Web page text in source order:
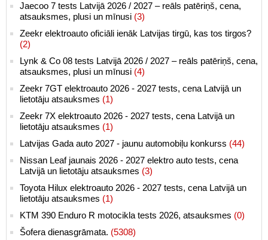
Jaecoo 7 tests Latvijā 2026 / 2027 – reāls patēriņš, cena,
atsauksmes, plusi un mīnusi (3)
Zeekr elektroauto oficiāli ienāk Latvijas tirgū, kas tos tirgos?
(2)
Lynk & Co 08 tests Latvijā 2026 / 2027 – reāls patēriņš, cena,
atsauksmes, plusi un mīnusi (4)
Zeekr 7GT elektroauto 2026 - 2027 tests, cena Latvijā un
lietotāju atsauksmes (1)
Zeekr 7X elektroauto 2026 - 2027 tests, cena Latvijā un
lietotāju atsauksmes (1)
Latvijas Gada auto 2027 - jaunu automobiļu konkurss (44)
Nissan Leaf jaunais 2026 - 2027 elektro auto tests, cena
Latvijā un lietotāju atsauksmes (3)
Toyota Hilux elektroauto 2026 - 2027 tests, cena Latvijā un
lietotāju atsauksmes (1)
KTM 390 Enduro R motocikla tests 2026, atsauksmes (0)
Šofera dienasgrāmata. (5308)